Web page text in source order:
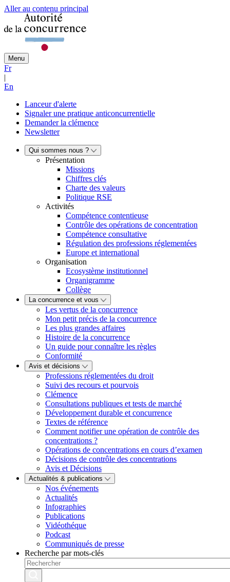
Aller au contenu principal
Menu
Fr
|
En
Lanceur d'alerte
Signaler une pratique anticoncurrentielle
Demander la clémence
Newsletter
Qui sommes nous ?
Présentation
Missions
Chiffres clés
Charte des valeurs
Politique RSE
Activités
Compétence contentieuse
Contrôle des opérations de concentration
Compétence consultative
Régulation des professions réglementées
Europe et international
Organisation
Ecosystème institutionnel
Organigramme
Collège
La concurrence et vous
Les vertus de la concurrence
Mon petit précis de la concurrence
Les plus grandes affaires
Histoire de la concurrence
Un guide pour connaître les règles
Conformité
Avis et décisions
Professions réglementées du droit
Suivi des recours et pourvois
Clémence
Consultations publiques et tests de marché
Développement durable et concurrence
Textes de référence
Comment notifier une opération de contrôle des
concentrations ?
Opérations de concentrations en cours d’examen
Décisions de contrôle des concentrations
Avis et Décisions
Actualités & publications
Nos événements
Actualités
Infographies
Publications
Vidéothéque
Podcast
Communiqués de presse
Recherche par mots-clés